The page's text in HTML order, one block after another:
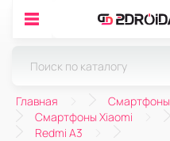
Главная
Смартфоны
Смартфоны Xiaomi
Redmi A3